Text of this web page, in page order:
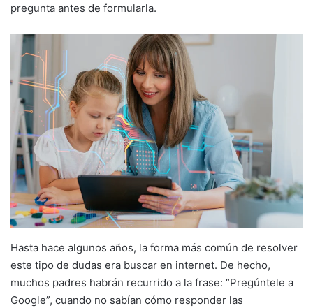
pregunta antes de formularla.
Hasta hace algunos años, la forma más común de resolver
este tipo de dudas era buscar en internet. De hecho,
muchos padres habrán recurrido a la frase: “Pregúntele a
Google”, cuando no sabían cómo responder las